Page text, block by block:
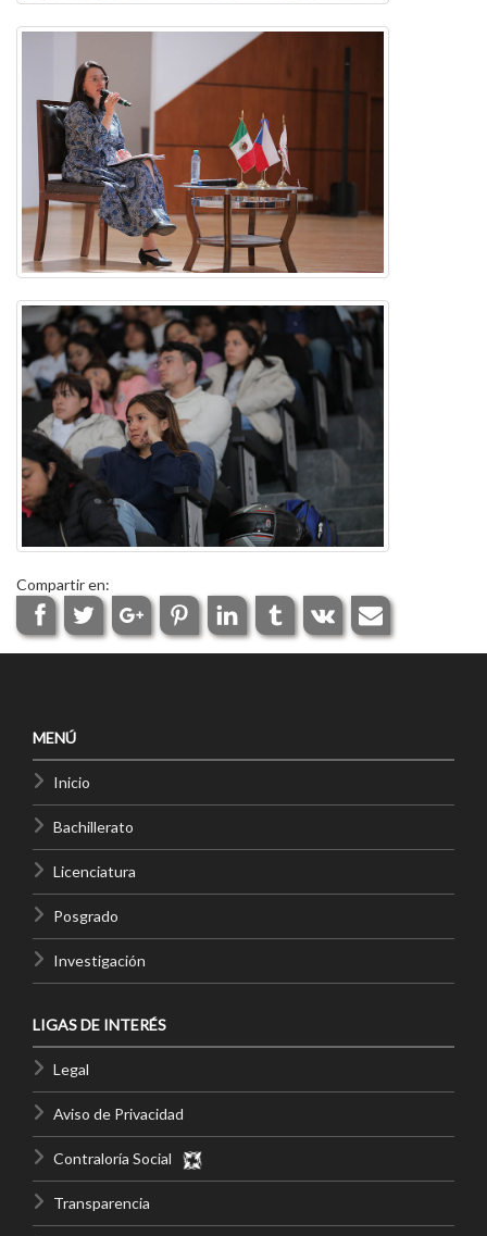
Compartir en:
MENÚ
Inicio
Bachillerato
Licenciatura
Posgrado
Investigación
LIGAS DE INTERÉS
Legal
Aviso de Privacidad
Contraloría Social
Transparencia